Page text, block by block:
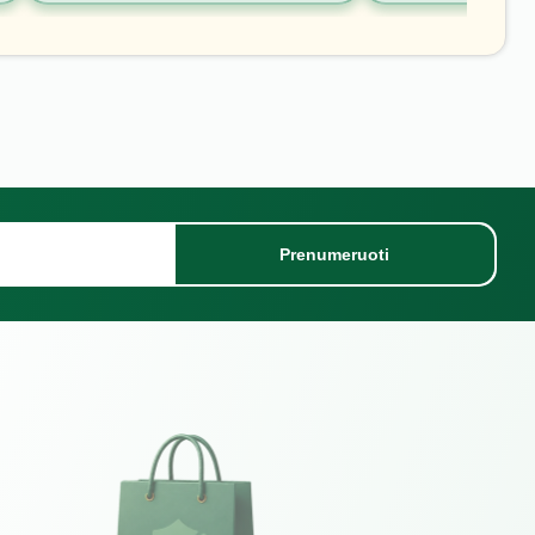
Prenumeruoti